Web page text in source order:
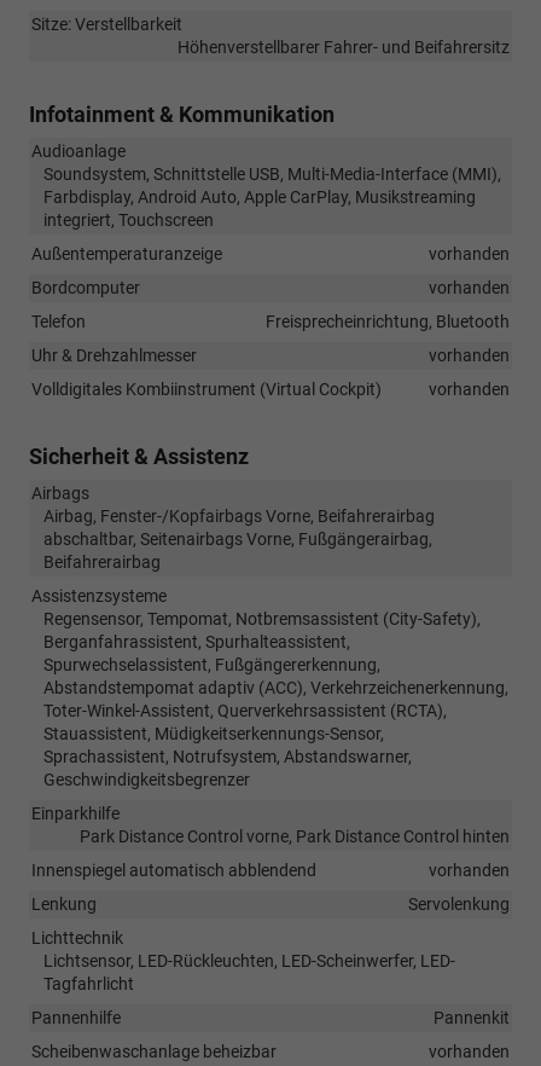
Sitze: Verstellbarkeit
Höhenverstellbarer Fahrer- und Beifahrersitz
Infotainment & Kommunikation
Audioanlage
Soundsystem, Schnittstelle USB, Multi-Media-Interface (MMI),
Farbdisplay, Android Auto, Apple CarPlay, Musikstreaming
integriert, Touchscreen
Außentemperaturanzeige
vorhanden
Bordcomputer
vorhanden
Telefon
Freisprecheinrichtung, Bluetooth
Uhr & Drehzahlmesser
vorhanden
Volldigitales Kombiinstrument (Virtual Cockpit)
vorhanden
Sicherheit & Assistenz
Airbags
Airbag, Fenster-/Kopfairbags Vorne, Beifahrerairbag
abschaltbar, Seitenairbags Vorne, Fußgängerairbag,
Beifahrerairbag
Assistenzsysteme
Regensensor, Tempomat, Notbremsassistent (City-Safety),
Berganfahrassistent, Spurhalteassistent,
Spurwechselassistent, Fußgängererkennung,
Abstandstempomat adaptiv (ACC), Verkehrzeichenerkennung,
Toter-Winkel-Assistent, Querverkehrsassistent (RCTA),
Stauassistent, Müdigkeitserkennungs-Sensor,
Sprachassistent, Notrufsystem, Abstandswarner,
Geschwindigkeitsbegrenzer
Einparkhilfe
Park Distance Control vorne, Park Distance Control hinten
Innenspiegel automatisch abblendend
vorhanden
Lenkung
Servolenkung
Lichttechnik
Lichtsensor, LED-Rückleuchten, LED-Scheinwerfer, LED-
Tagfahrlicht
Pannenhilfe
Pannenkit
Scheibenwaschanlage beheizbar
vorhanden